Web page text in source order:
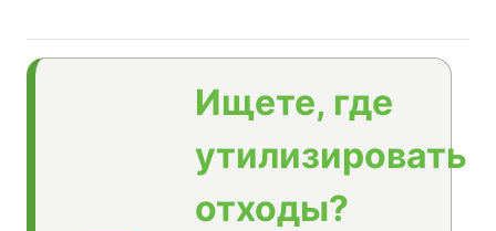
Ищете, где
утилизировать
отходы?